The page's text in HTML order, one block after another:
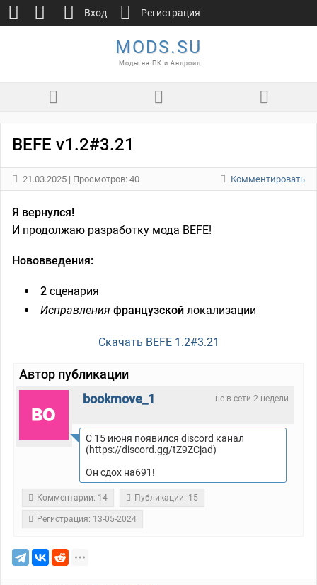
MODS.SU
Моды на ПК и Андроид
BEFE v1.2#3.21
21.03.2025 | Просмотров: 40 Комментировать
Я вернулся!
И продолжаю разработку мода BEFE!
Нововведения:
2 сценария
Исправления французской локализации
Скачать BEFE 1.2#3.21
Автор публикации
не в сети 2 недели
bookmove_1
С 15 июня появился discord канал
(https://discord.gg/tZ9ZCjad)
Он сдох на691!
Комментарии: 14 Публикации: 15
Регистрация: 13-05-2024
Вход Регистрация